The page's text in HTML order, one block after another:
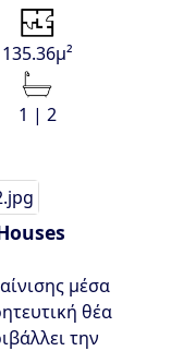
135.36μ²
1 | 2
μέσα
θέα
την